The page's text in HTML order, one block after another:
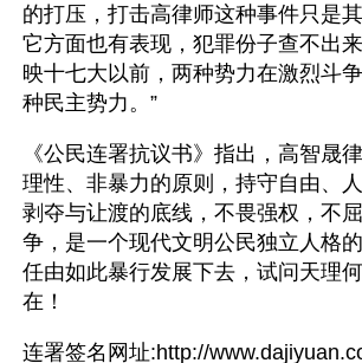
的打压，打击高律师这种事件只是
它方面也有表现，犯罪份子查不出
映十七大以前，两种势力在激烈斗
种民主势力。”
《公民连署抗议书》指出，高智晟
理性、非暴力的原则，持守自由、
剥夺与让渡的底线，不畏强权，不
争，是一个现代文明公民独立人
任由如此暴行发展下去，试问天理
在！
连署签名网址:http://